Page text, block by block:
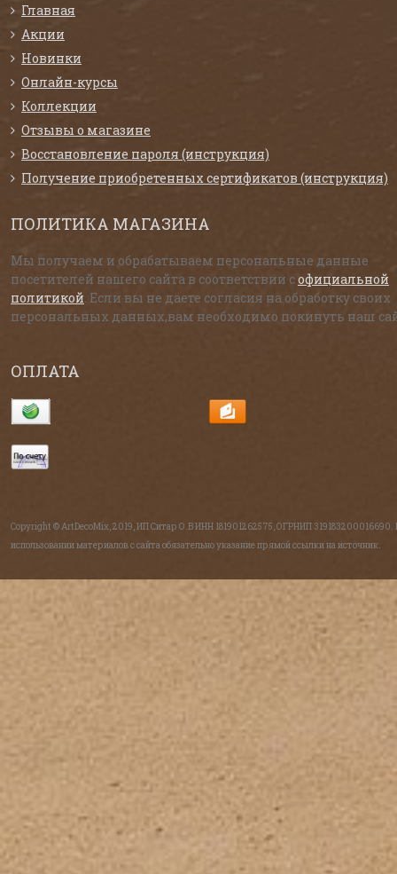
Главная
Акции
Новинки
Онлайн-курсы
Коллекции
Отзывы о магазине
Восстановление пароля (инструкция)
Получение приобретенных сертификатов (инструкция)
ПОЛИТИКА МАГАЗИНА
Мы получаем и обрабатываем персональные данные
посетителей нашего сайта в соответствии софициальной
политикой . Если вы не даете согласия на обработку своих
персональных данных,вам необходимо покинуть наш
ОПЛАТА
Copyright © ArtDecoMix, 2019, ИП Ситар О.В ИНН 181901262575, ОГРНИП 319183200016690.
использовании материалов с сайта обязательно указание прямой ссылки на источник.